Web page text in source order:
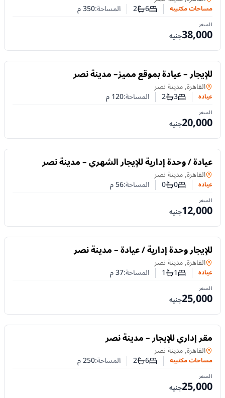
مساحات مكتبيه عدد غرف النوم
6عدد الحمامات
2 المساحة:350م
السعر
38,000جنيه
للايجار
للإيجار – عيادة بموقع مميز– مدينة نصر
عيادهفي
القاهرة, مدينة نصر
عياده عدد غرف النوم
3عدد الحمامات
2 المساحة:120م
السعر
20,000جنيه
للايجار
عيادة / وحدة إدارية للإيجار الشهري – مدينة نصر
عيادهفي
القاهرة, مدينة نصر
عياده عدد غرف النوم
0عدد الحمامات
0 المساحة:56م
السعر
12,000جنيه
للايجار
للإيجار وحدة إدارية / عيادة – مدينة نصر
عيادهفي
القاهرة, مدينة نصر
عياده عدد غرف النوم
1عدد الحمامات
1 المساحة:37م
السعر
25,000جنيه
للايجار
مقر إداري للإيجار – مدينة نصر
مساحات مكتبيهفيالقاهرة, مدينة نصر
مساحات مكتبيه عدد غرف النوم
6عدد الحمامات
2 المساحة:250م
السعر
25,000جنيه